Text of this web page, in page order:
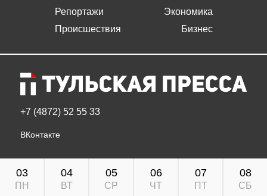
Репортажи
Происшествия
Экономика
Бизнес
+7 (4872) 52 55 33
ВКонтакте
03
ПН
04
ВТ
05
СР
06
ЧТ
07
ПТ
08
СБ